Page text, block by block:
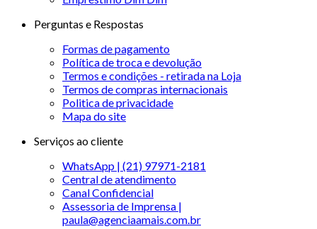
Perguntas e Respostas
Formas de pagamento
Política de troca e devolução
Termos e condições - retirada na Loja
Termos de compras internacionais
Politica de privacidade
Mapa do site
Serviços ao cliente
WhatsApp | (21) 97971-2181
Central de atendimento
Canal Confidencial
Assessoria de Imprensa |
paula@agenciaamais.com.br